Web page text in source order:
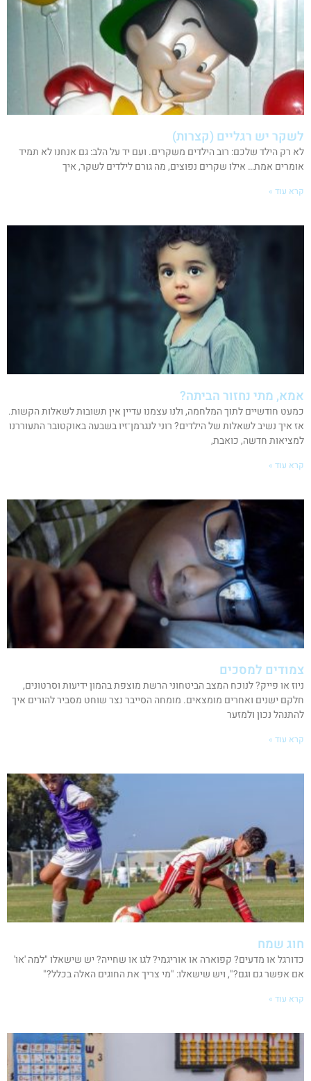
לשקר יש רגליים (קצרות)
לא רק הילד שלכם: רוב הילדים משקרים. ועם יד על הלב: גם אנחנו לא תמיד
אומרים אמת… אילו שקרים נפוצים, מה גורם לילדים לשקר, איך
קרא עוד »
אמא, מתי נחזור הביתה?
כמעט חודשיים לתוך המלחמה, ולנו עצמנו עדיין אין תשובות לשאלות הקשות.
אז איך נשיב לשאלות של הילדים? רוני לנגרמן־זיו בשבעה באוקטובר התעוררנו
למציאות חדשה, כואבת,
קרא עוד »
צמודים למסכים
ניוז או פייק? לנוכח המצב הביטחוני הרשת מוצפת בהמון ידיעות וסרטונים,
חלקם ישנים ואחרים מומצאים. מומחה הסייבר נצר שוחט מסביר להורים איך
להתנהל נכון ולמזער
קרא עוד »
חוג שמח
כדורגל או מדעים? קפוארה או אוריגמי? לגו או שחייה? יש שישאלו "למה 'או'
אם אפשר גם וגם?", ויש שישאלו: "מי צריך את החוגים האלה בכלל?"
קרא עוד »